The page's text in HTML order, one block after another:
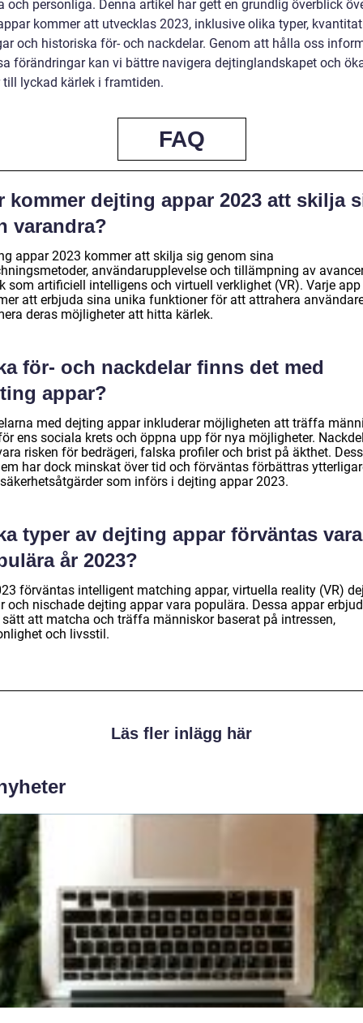
och personliga. Denna artikel har gett en grundlig överblick
kommer att utvecklas 2023, inklusive olika typer,
och historiska för- och nackdelar. Genom att hålla oss
förändringar kan vi bättre navigera dejtinglandskapet och
till lyckad kärlek i framtiden.
FAQ
kommer dejting appar 2023 att skilja
varandra?
appar 2023 kommer att skilja sig genom sina
användarupplevelse och tillämpning av
som artificiell intelligens och virtuell verklighet (VR). Varje app
att erbjuda sina unika funktioner för att attrahera
deras möjligheter att hitta kärlek.
för- och nackdelar finns det med
appar?
med dejting appar inkluderar möjligheten att träffa
ens sociala krets och öppna upp för nya möjligheter.
risken för bedrägeri, falska profiler och brist på äkthet.
har dock minskat över tid och förväntas förbättras
som införs i dejting appar 2023.
typer av dejting appar förväntas vara
år 2023?
förväntas intelligent matching appar, virtuella reality (VR)
och nischade dejting appar vara populära. Dessa appar
att matcha och träffa människor baserat på intressen,
och livsstil.
Läs fler inlägg här